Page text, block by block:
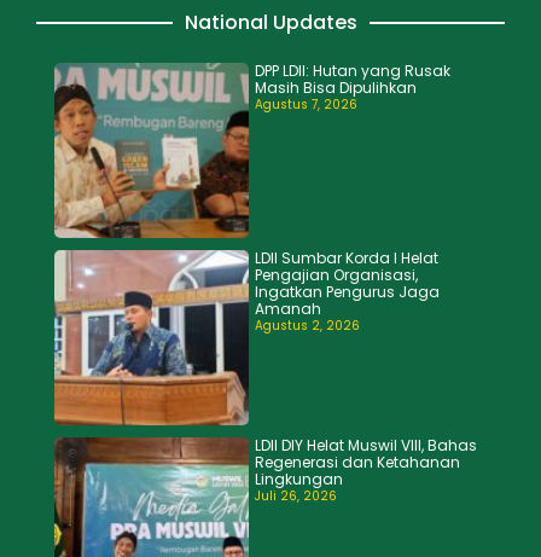
National Updates
DPP LDII: Hutan yang Rusak
Masih Bisa Dipulihkan
Agustus 7, 2026
LDII Sumbar Korda I Helat
Pengajian Organisasi,
Ingatkan Pengurus Jaga
Amanah
Agustus 2, 2026
LDII DIY Helat Muswil VIII, Bahas
Regenerasi dan Ketahanan
Lingkungan
Juli 26, 2026